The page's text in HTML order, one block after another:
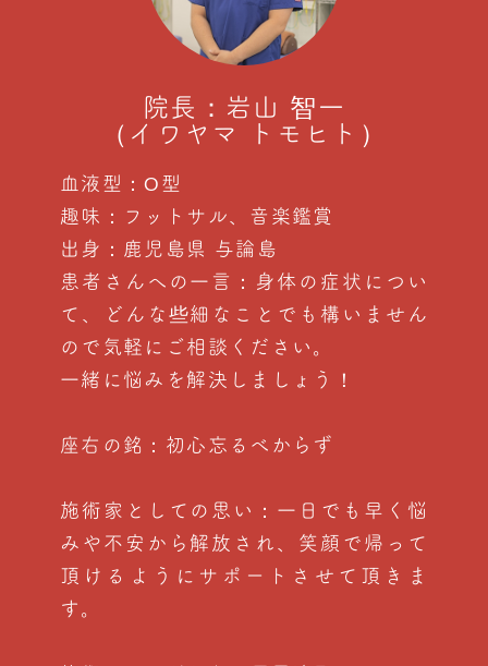
院長：岩山 智一
（イワヤマ トモヒト）
血液型：O型
趣味：フットサル、音楽鑑賞
出身：鹿児島県 与論島
患者さんへの一言：身体の症状につい
て、どんな些細なことでも構いません
ので気軽にご相談ください。
一緒に悩みを解決しましょう！
座右の銘：初心忘るべからず
施術家としての思い：一日でも早く悩
みや不安から解放され、笑顔で帰って
頂けるようにサポートさせて頂きま
す。